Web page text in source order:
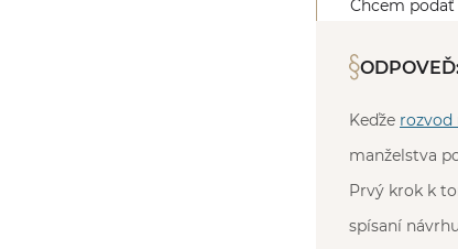
Chcem
Keďže rozvod
manželstva
Prvý krok k
spísaní